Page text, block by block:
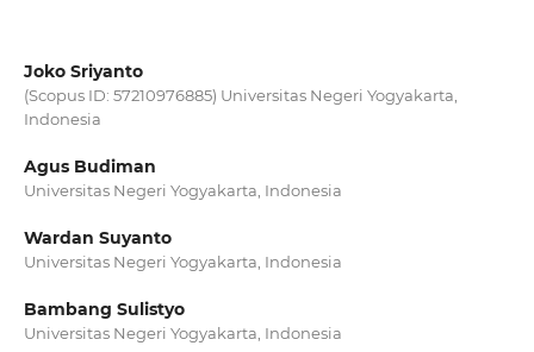
Joko Sriyanto
(Scopus ID: 57210976885) Universitas Negeri Yogyakarta,
Indonesia
Agus Budiman
Universitas Negeri Yogyakarta, Indonesia
Wardan Suyanto
Universitas Negeri Yogyakarta, Indonesia
Bambang Sulistyo
Universitas Negeri Yogyakarta, Indonesia